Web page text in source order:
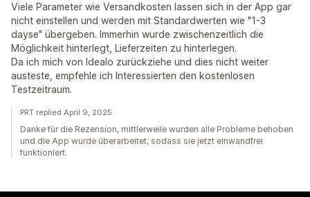
Viele Parameter wie Versandkosten lassen sich in der App gar
nicht einstellen und werden mit Standardwerten wie "1-3
dayse" übergeben. Immerhin wurde zwischenzeitlich die
Möglichkeit hinterlegt, Lieferzeiten zu hinterlegen.
Da ich mich von Idealo zurückziehe und dies nicht weiter
austeste, empfehle ich Interessierten den kostenlosen
Testzeitraum.
PRT replied April 9, 2025
Danke für die Rezension, mittlerweile wurden alle Probleme behoben
und die App wurde überarbeitet, sodass sie jetzt einwandfrei
funktioniert.